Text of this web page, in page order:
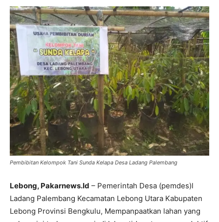
Pembibitan Kelompok Tani Sunda Kelapa Desa Ladang Palembang
Lebong, Pakarnews.Id – Pemerintah Desa (pemdes)l
Ladang Palembang Kecamatan Lebong Utara Kabupaten
Lebong Provinsi Bengkulu, Mempanpaatkan lahan yang